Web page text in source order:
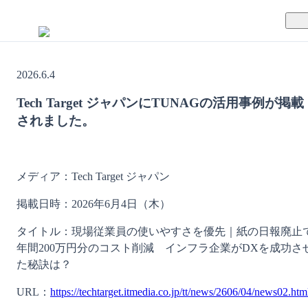
サポート体制
導入事例
セミナー
お役立ち資料
資料ダウンロード
2026.6.4
Tech Target ジャパンにTUNAGの活用事例が掲載
されました。
メディア：Tech Target ジャパン
掲載日時：2026年6月4日（木）
タイトル：現場従業員の使いやすさを優先｜紙の日報廃止
年間200万円分のコスト削減　インフラ企業がDXを成功さ
た秘訣は？
URL： https://techtarget.itmedia.co.jp/tt/news/2606/04/